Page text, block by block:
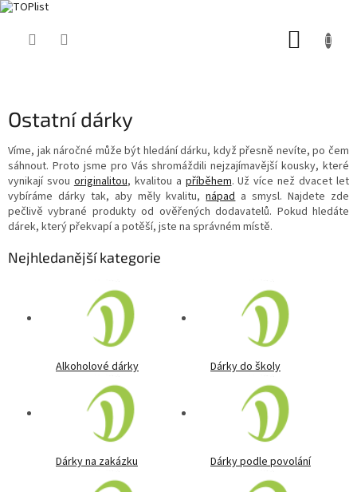
Ostatní dárky
Víme, jak náročné může být hledání dárku, když přesně nevíte, po čem
sáhnout. Proto jsme pro Vás shromáždili nejzajímavější kousky, které
vynikají svou originalitou, kvalitou a příběhem. Už více než dvacet let
vybíráme dárky tak, aby měly kvalitu,nápad a smysl. Najdete zde
pečlivě vybrané produkty od ověřených dodavatelů. Pokud hledáte
dárek, který překvapí a potěší, jste na správném místě.
Nejhledanější kategorie
Alkoholové dárky Dárky do školy
Dárky na zakázku Dárky podle povolání